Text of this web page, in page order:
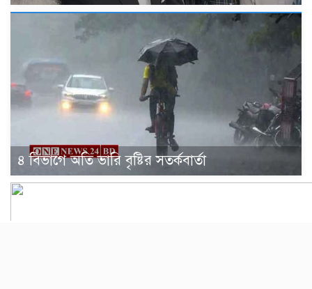
৪ বিভাগে অতি ভারি বৃষ্টির সতর্কবার্তা